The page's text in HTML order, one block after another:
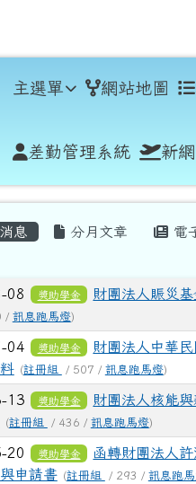
小學
主選單 網站地圖
差勤管理系統 新
區域
息 分月文章 電
表
08 獎助學金 財團法人賑災
/ 訊息跑馬燈)
04 獎助學金
財團法人中華
(註冊組 / 507 / 訊息跑馬燈)
13 獎助學金
財團法人核能
(註冊組 / 436 / 訊息跑馬燈)
20 獎助學金
函轉財團法人
申請書 (註冊組 / 293 / 訊息跑